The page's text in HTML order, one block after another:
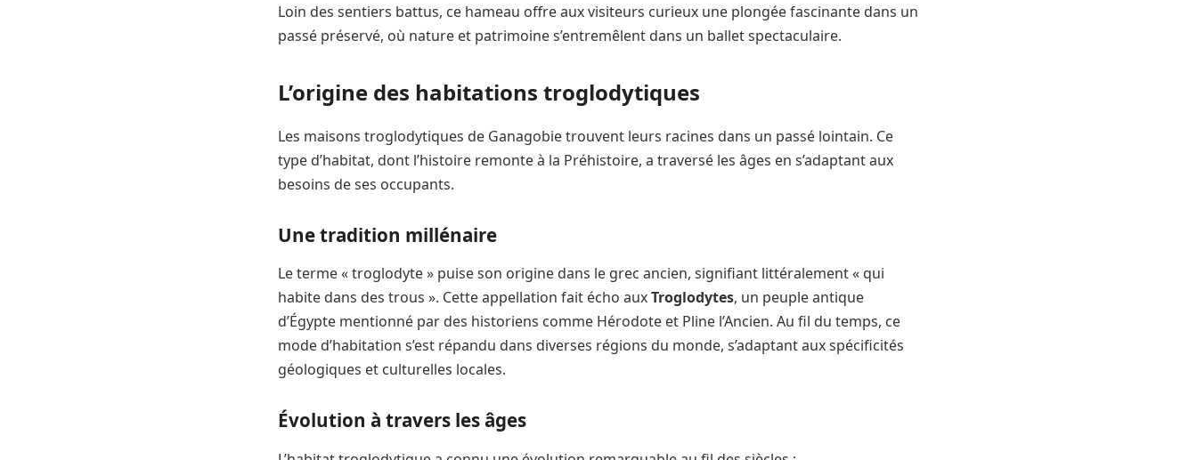
Loin des sentiers battus, ce hameau offre aux visiteurs curieux une plongée fascinante dans un
passé préservé, où nature et patrimoine s’entremêlent dans un ballet spectaculaire.
L’origine des habitations troglodytiques
Les maisons troglodytiques de Ganagobie trouvent leurs racines dans un passé lointain. Ce
type d’habitat, dont l’histoire remonte à la Préhistoire, a traversé les âges en s’adaptant aux
besoins de ses occupants.
Une tradition millénaire
Le terme « troglodyte » puise son origine dans le grec ancien, signifiant littéralement « qui
habite dans des trous ». Cette appellation fait écho auxTroglodytes, un peuple antique
d’Égypte mentionné par des historiens comme Hérodote et Pline l’Ancien. Au fil du temps, ce
mode d’habitation s’est répandu dans diverses régions du monde, s’adaptant aux spécificités
géologiques et culturelles locales.
Évolution à travers les âges